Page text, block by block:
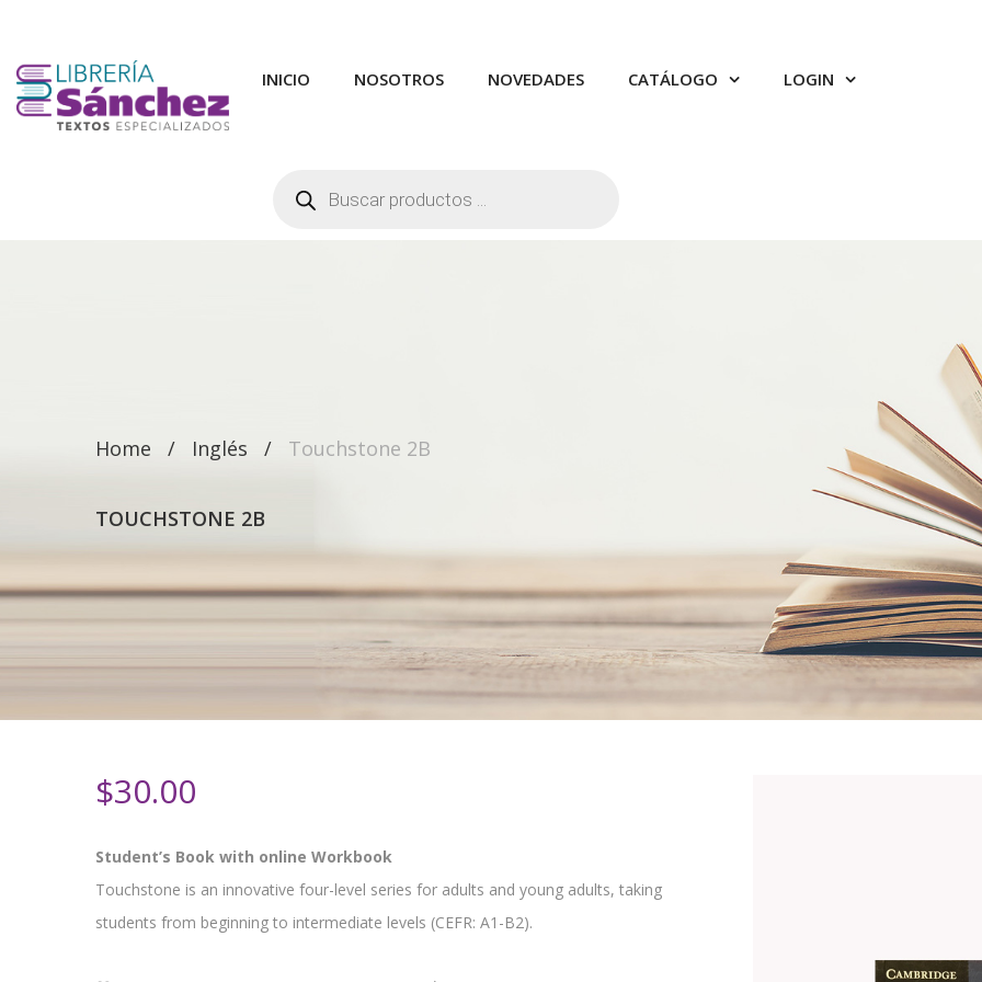
INICIO NOSOTROS NOVEDADES CATÁLOGO LOGIN
productos
Home Inglés Touchstone 2B
TOUCHSTONE 2B
$30.00
Student’s Book with online Workbook
Touchstone is an innovative four-level series for adults and young adults, taking
students from beginning to intermediate levels (CEFR: A1-B2).